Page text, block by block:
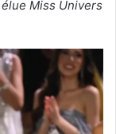
Miss Univers